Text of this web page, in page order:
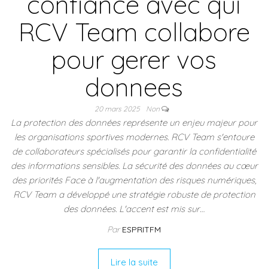
RCV Team collabore
pour gerer vos
donnees
20 mars 2025 Non
La protection des données représente un enjeu majeur pour
les organisations sportives modernes. RCV Team s'entoure
de collaborateurs spécialisés pour garantir la confidentialité
des informations sensibles. La sécurité des données au cœur
des priorités Face à l'augmentation des risques numériques,
RCV Team a développé une stratégie robuste de protection
des données. L'accent est mis sur…
ParESPRITFM
Lire la suite